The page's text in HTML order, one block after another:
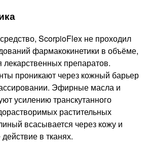
ScorpioFlex не проходил
фармакокинетики в объёме,
препаратов.
проникают через кожный барьер
Эфирные масла и
усилению транскутанного
растительных
всасывается через кожу и
в тканях.